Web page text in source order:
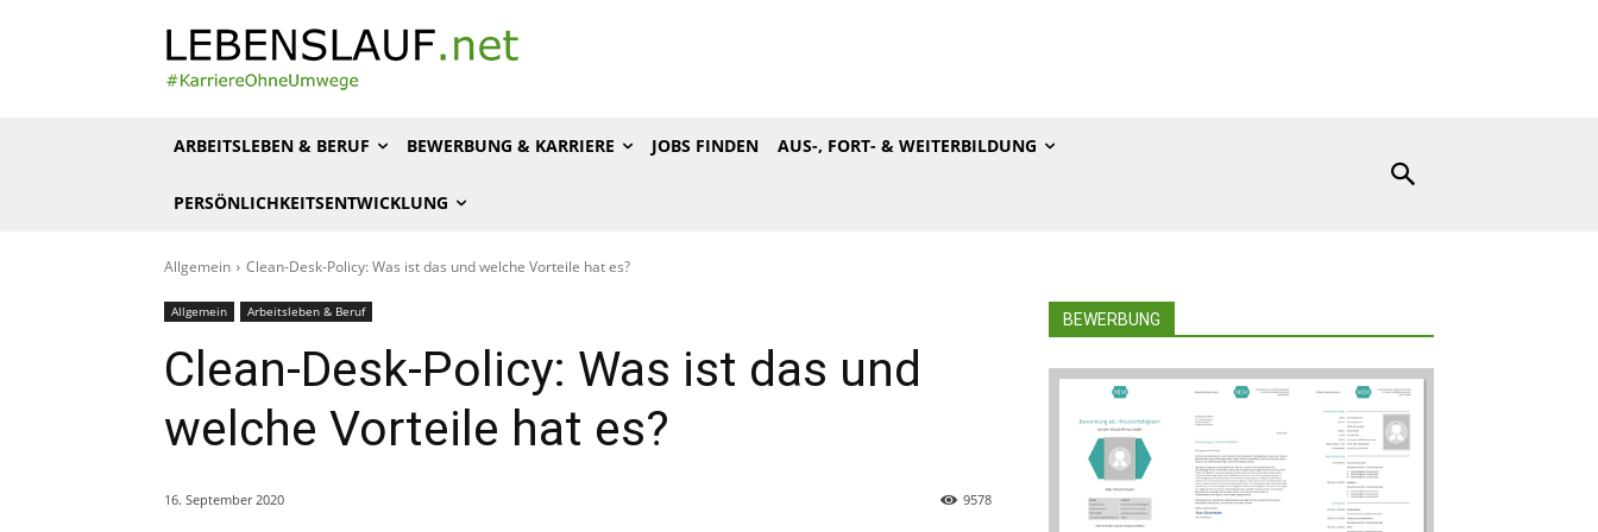
ARBEITSLEBEN & BERUF BEWERBUNG & KARRIERE JOBS FINDEN AUS-, FORT- & WEITERBILDUNG
PERSÖNLICHKEITSENTWICKLUNG
Allgemein Clean-Desk-Policy: Was ist das und welche Vorteile hat es?
Allgemein Arbeitsleben & Beruf
Clean-Desk-Policy: Was ist das und
welche Vorteile hat es?
16. September 2020 9578
BEWERBUNG